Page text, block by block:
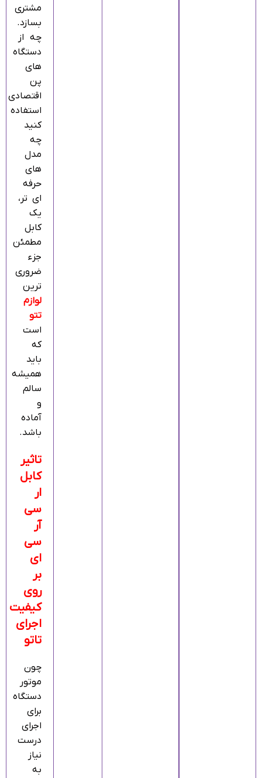
مشتری
بسازد.
چه از
دستگاه‌
های
پن
اقتصادی
استفاده
کنید
چه
مدل‌
های
حرفه‌
ای‌ تر،
یک
کابل
مطمئن
جزء
ضروری‌
ترین
لوازم
تتو
است
که
باید
همیشه
سالم
و
آماده
باشد.
تاثیر
کابل
ار
سی
آر
سی
ای
بر
روی
کیفیت
اجرای
تاتو
چون
موتور
دستگاه
برای
اجرای
درست
نیاز
به